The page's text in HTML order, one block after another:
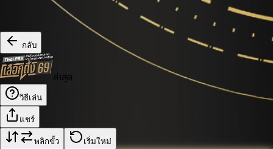
กลับ
ล่าสุด
วิธีเล่น
แชร์
พลิกขั้ว เริ่มใหม่